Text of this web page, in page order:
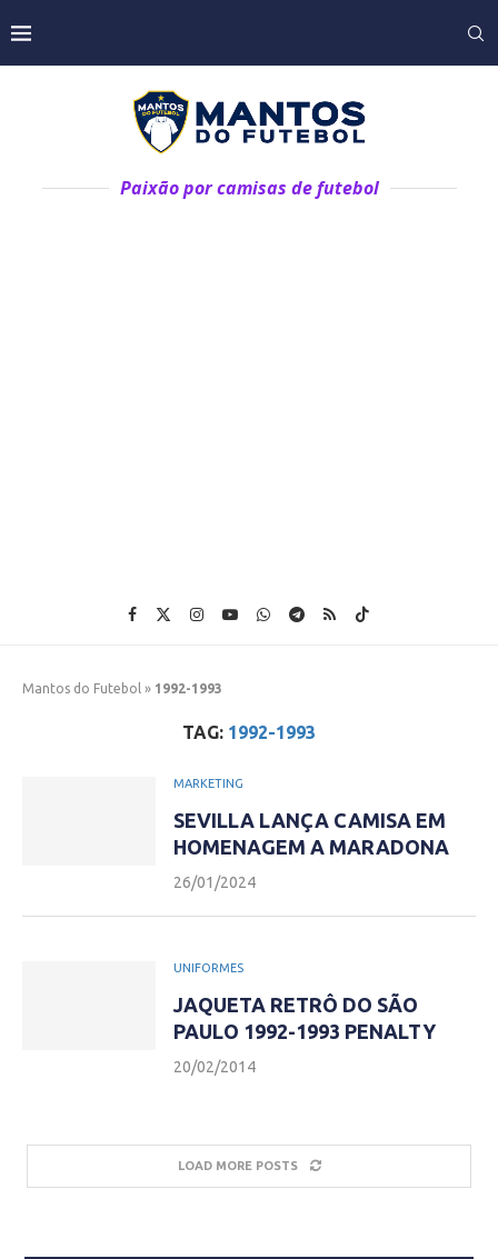
Paixão por camisas de futebol
Mantos do Futebol » 1992-1993
TAG: 1992-1993
MARKETING
SEVILLA LANÇA CAMISA EM
HOMENAGEM A MARADONA
26/01/2024
UNIFORMES
JAQUETA RETRÔ DO SÃO
PAULO 1992-1993 PENALTY
20/02/2014
LOAD MORE POSTS